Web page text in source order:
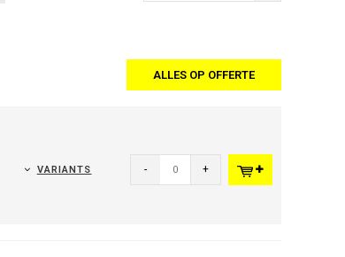
ALLES OP OFFERTE
VARIANTS - +